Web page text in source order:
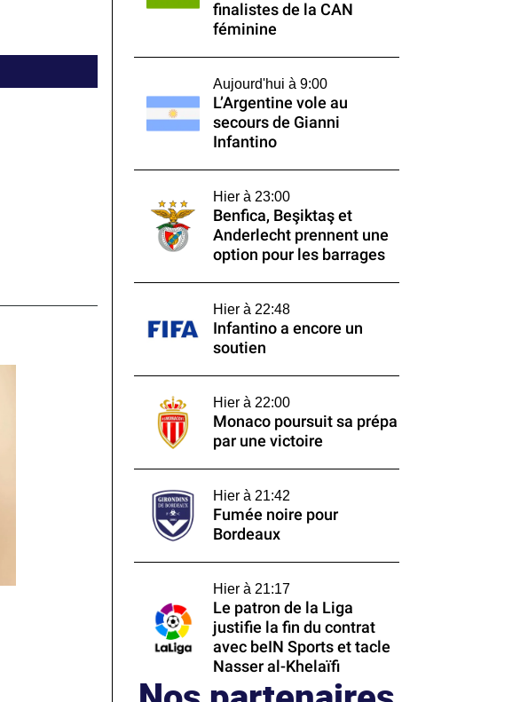
finalistes de la CAN
féminine
Aujourd'hui à 9:00
L’Argentine vole au
secours de Gianni
Infantino
Hier à 23:00
Benfica, Beşiktaş et
Anderlecht prennent une
option pour les barrages
Hier à 22:48
Infantino a encore un
soutien
Hier à 22:00
Monaco poursuit sa prépa
par une victoire
Hier à 21:42
Fumée noire pour
Bordeaux
Hier à 21:17
Le patron de la Liga
justifie la fin du contrat
avec beIN Sports et tacle
Nasser al-Khelaïfi